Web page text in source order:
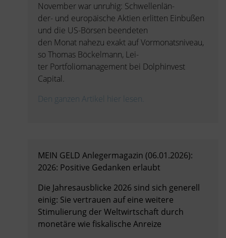
November war unruhig: Schwellenlän-
der- und europäische Aktien erlitten Einbußen
und die US-Börsen beendeten
den Monat nahezu exakt auf Vormonatsniveau,
so Thomas Böckelmann, Lei-
ter Portfoliomanagement bei Dolphinvest
Capital.
Den ganzen Artikel hier lesen.
MEIN GELD Anlegermagazin (06.01.2026):
2026: Positive Gedanken erlaubt
Die Jahresausblicke 2026 sind sich generell
einig: Sie vertrauen auf eine weitere
Stimulierung der Weltwirtschaft durch
monetäre wie fiskalische Anreize